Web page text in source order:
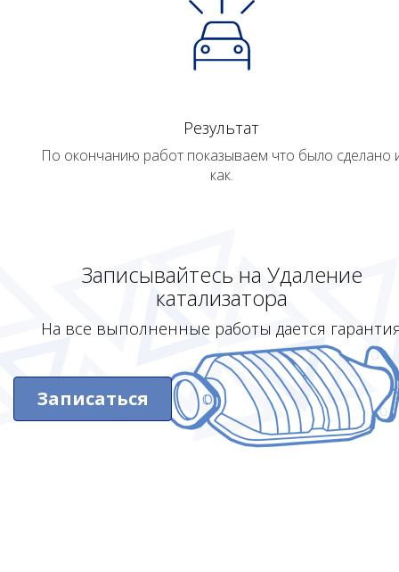
Результат
По окончанию работ показываем что было сделано
как.
Записывайтесь на Удаление
катализатора
На все выполненные работы дается
Записаться